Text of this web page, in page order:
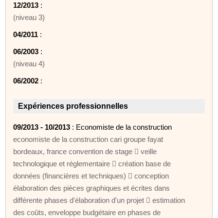
12/2013 :
(niveau 3)
04/2011 :
06/2003 :
(niveau 4)
06/2002 :
Expériences professionnelles
09/2013 - 10/2013 : Economiste de la construction
economiste de la construction cari groupe fayat
bordeaux, france convention de stage  veille
technologique et réglementaire  création base de
données (financières et techniques)  conception
élaboration des pièces graphiques et écrites dans
différente phases d'élaboration d'un projet  estimation
des coûts, enveloppe budgétaire en phases de